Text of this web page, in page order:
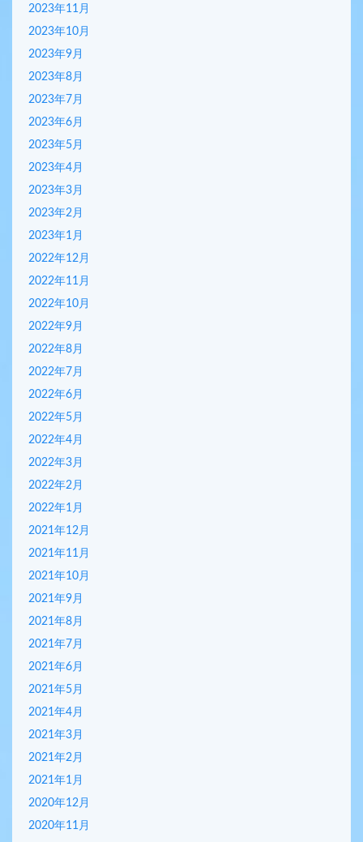
2023年11月
2023年10月
2023年9月
2023年8月
2023年7月
2023年6月
2023年5月
2023年4月
2023年3月
2023年2月
2023年1月
2022年12月
2022年11月
2022年10月
2022年9月
2022年8月
2022年7月
2022年6月
2022年5月
2022年4月
2022年3月
2022年2月
2022年1月
2021年12月
2021年11月
2021年10月
2021年9月
2021年8月
2021年7月
2021年6月
2021年5月
2021年4月
2021年3月
2021年2月
2021年1月
2020年12月
2020年11月